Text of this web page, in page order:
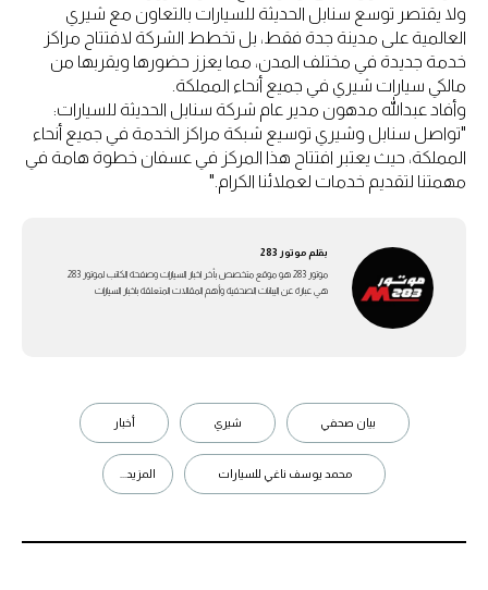
ولا يقتصر توسع سنابل الحديثة للسيارات بالتعاون مع شيري
العالمية على مدينة جدة فقط، بل تخطط الشركة لافتتاح مراكز
خدمة جديدة في مختلف المدن، مما يعزز حضورها ويقربها من
مالكي سيارات شيري في جميع أنحاء المملكة.
وأفاد عبدالله مدهون مدير عام شركة سنابل الحديثة للسيارات:
"تواصل سنابل وشيري توسيع شبكة مراكز الخدمة في جميع أنحاء
المملكة، حيث يعتبر افتتاح هذا المركز في عسفان خطوة هامة في
مهمتنا لتقديم خدمات لعملائنا الكرام."
بقلمموتور 283
موتور 283 هو موقع متخصص بأخر اخبار السيارات وصفحة الكاتب لموتور 283
هي عبارة عن اليبانات الصحفية وأهم المقالات المتعلقة باخبار السيارات
بيان صحفي شيري أخبار
محمد يوسف ناغي للسيارات المزيد...